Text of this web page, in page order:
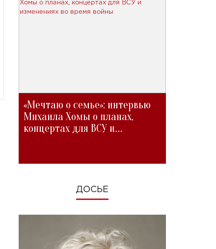
«Мечтаю о семье»: интервью
Михаила Хомы о планах,
концертах для ВСУ и
ДОСЬЕ